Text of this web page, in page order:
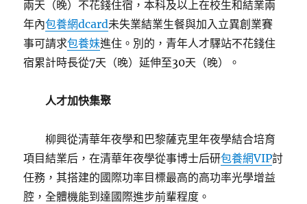
兩天（晚）不花錢住宿，本科及以上在校生和結業兩
年內包養網dcard未失業結業生餐與加入立異創業賽
事可請求包養妹進住。別的，青年人才驛站不花錢住
宿累計時長從7天（晚）延伸至30天（晚）。
人才加快集聚
柳興從清華年夜學和巴黎薩克里年夜學結合培育
項目結業后，在清華年夜學從事博士后研包養網VIP討
任務，其搭建的國際功率目標最高的高功率光學增益
腔，全體機能到達國際進步前輩程度。